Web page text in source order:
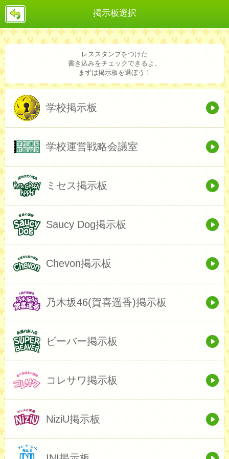
掲示板選択
戻
レススタンプをつけた
書き込みをチェックできるよ。
まずは掲示板を選ぼう！
学校掲示板
学校運営戦略会議室
ミセス掲示板
Saucy Dog掲示板
Chevon掲示板
乃木坂46(賀喜遥香)掲示板
ビーバー掲示板
コレサワ掲示板
NiziU掲示板